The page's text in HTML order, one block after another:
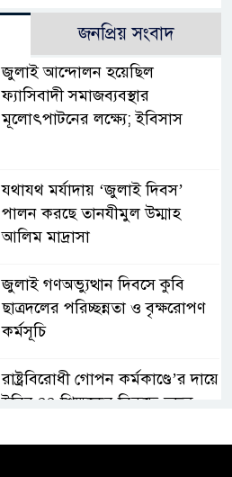
জনপ্রিয় সংবাদ
জুলাই আন্দোলন হয়েছিল
ফ্যাসিবাদী সমাজব্যবস্থার
মূলোৎপাটনের লক্ষ্যে; ইবিসাস
যথাযথ মর্যাদায় ‘জুলাই দিবস’
পালন করছে তানযীমুল উম্মাহ
আলিম মাদ্রাসা
জুলাই গণঅভ্যুত্থান দিবসে কুবি
ছাত্রদলের পরিচ্ছন্নতা ও বৃক্ষরোপণ
কর্মসূচি
রাষ্ট্রবিরোধী গোপন কর্মকাণ্ডে’র দায়ে
ইবির ৪৪ শিক্ষকের বিরুদ্ধে তদন্ত